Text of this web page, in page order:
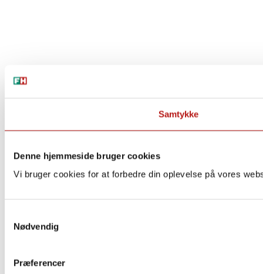
Samtykke
Denne hjemmeside bruger cookies
Vi bruger cookies for at forbedre din oplevelse på vores
Nødvendig
Præferencer